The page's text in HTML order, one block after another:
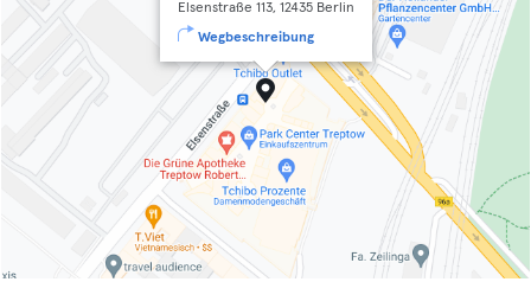
Elsenstraße 113, 12435 Berlin
Wegbeschreibung